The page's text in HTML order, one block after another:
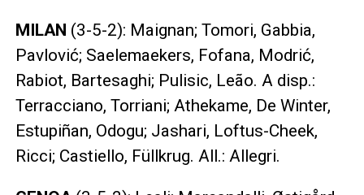
MILAN (3-5-2): Maignan; Tomori, Gabbia,
Pavlović; Saelemaekers, Fofana, Modrić,
Rabiot, Bartesaghi; Pulisic, Leão. A disp.:
Terracciano, Torriani; Athekame, De Winter,
Estupiñan, Odogu; Jashari, Loftus-Cheek,
Ricci; Castiello, Füllkrug. All.: Allegri.